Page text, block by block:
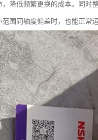
，降低频繁更换的成本。同时
范围同轴度偏差时，也能正常